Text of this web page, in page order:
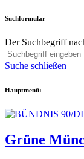
Suchformular
Der Suchbegriff
Suche schließen
Hauptmenü:
Grüne